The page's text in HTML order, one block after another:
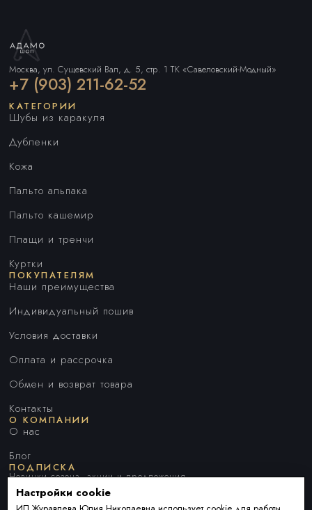
Москва, ул. Сущевский Вал, д. 5, стр. 1 ТК «Савеловский-Модный»
+7 (903) 211-62-52
КАТЕГОРИИ
Шубы из каракуля
Дубленки
Кожа
Пальто альпака
Пальто кашемир
Плащи и тренчи
Куртки
ПОКУПАТЕЛЯМ
Наши преимущества
Индивидуальный пошив
Условия доставки
Оплата и рассрочка
Обмен и возврат товара
Контакты
О КОМПАНИИ
О нас
Блог
ПОДПИСКА
Новинки сезона, акции и предложения
Настройки cookie